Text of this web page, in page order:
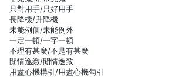
只對用手/只好用手
長降機/升降機
未能例個/未能例外
一定一頓/一字一頓
不理有甚麼/不是有甚麼
閒情逸緻/閒情逸致
用盡心機構引/用盡心機勾引